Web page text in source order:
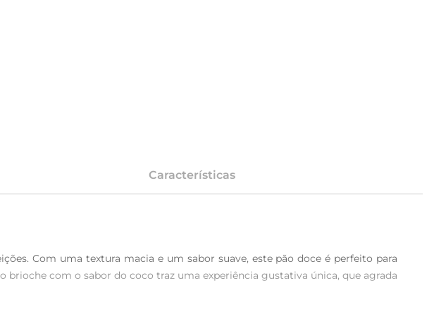
Características
Com uma textura macia e um sabor suave, este pão doce é perfeito para
com o sabor do coco traz uma experiência gustativa única, que agrada